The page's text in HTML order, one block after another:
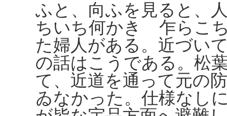
ふと、向ふを見ると、
ちいち何かきゝ乍らこ
た婦人がある。近づい
の話はこうである。松
て、近道を通って元の
ゐなかった。仕様なし